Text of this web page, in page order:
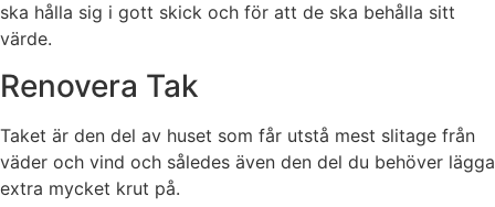
ska hålla sig i gott skick och för att de ska behålla sitt
värde.
Renovera Tak
Taket är den del av huset som får utstå mest slitage från
väder och vind och således även den del du behöver lägga
extra mycket krut på.